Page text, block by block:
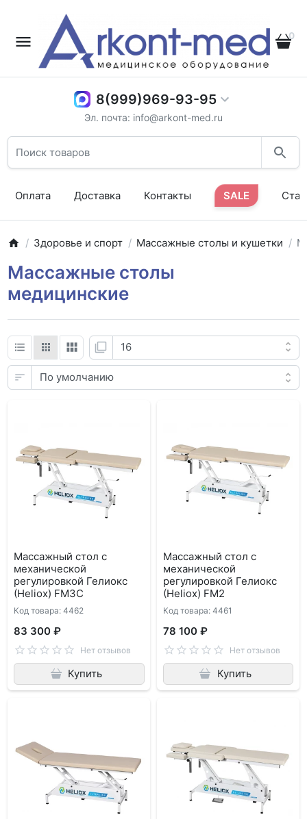
0
8(999)969-93-95
Эл. почта: info@arkont-med.ru
Оплата Доставка Контакты SALE
Здоровье и спорт Массажные столы и кушетки
Массажные столы
медицинские
Массажный стол с
механической
регулировкой Гелиокс
(Heliox) FM3C
Код товара: 4462
83 300 ₽
Нет отзывов
Купить
Массажный стол с
механической
регулировкой Гелиокс
(Heliox) FМ2
Код товара: 4461
78 100 ₽
Нет отзывов
Купить